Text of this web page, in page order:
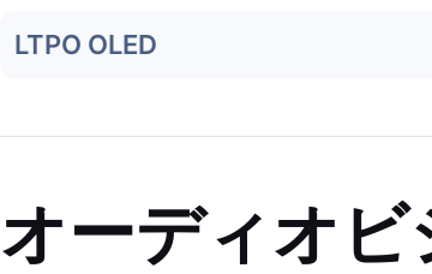
LTPO OLED
オーディオ